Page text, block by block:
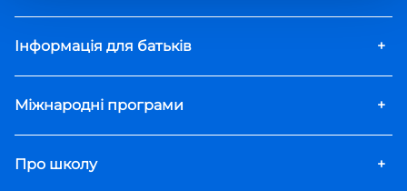
Інформація для батьків +
Міжнародні програми +
Про школу +